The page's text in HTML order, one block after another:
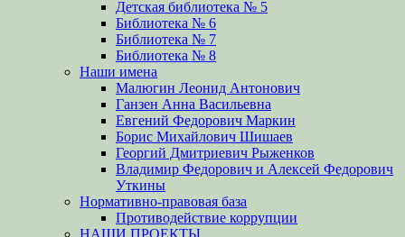
Детская библиотека № 5
Библиотека № 6
Библиотека № 7
Библиотека № 8
Наши имена
Малюгин Леонид Антонович
Ганзен Анна Васильевна
Евгений Федорович Маркин
Борис Михайлович Шишаев
Георгий Дмитриевич Рыженков
Владимир Федорович и Алексей Федорович
Уткины
Нормативно-правовая база
Противодействие коррупции
НАШИ ПРОЕКТЫ